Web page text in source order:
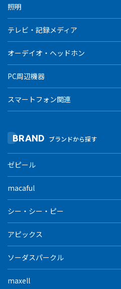
照明
テレビ・記録メディア
オーデイオ・ヘッドホン
PC周辺機器
スマートフォン関連
BRAND ブランドから探す
ゼピール
macaful
シー・シー・ピー
アピックス
ソーダスパークル
maxell